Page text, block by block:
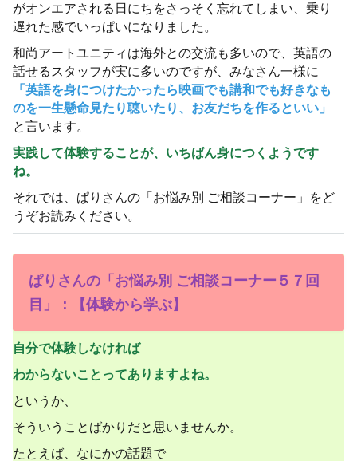
がオンエアされる日にちをさっそく忘れてしまい、乗り
遅れた感でいっぱいになりました。
和尚アートユニティは海外との交流も多いので、英語の
話せるスタッフが実に多いのですが、みなさん一様に
「英語を身につけたかったら映画でも講和でも好きなも
のを一生懸命見たり聴いたり、お友だちを作るといい」
と言います。
実践して体験することが、いちばん身につくようです
ね。
それでは、ぱりさんの「お悩み別 ご相談コーナー」をど
うぞお読みください。
ぱりさんの「お悩み別 ご相談コーナー５７回
目」：【体験から学ぶ】
自分で体験しなければ
わからないことってありますよね。
というか、
そういうことばかりだと思いませんか。
たとえば、なにかの話題で